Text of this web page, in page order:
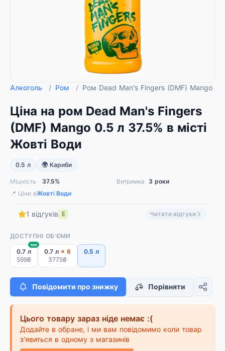
Алкоголь / Ром / Ром Dead Man's Fingers (DMF) Mango
Ціна на ром Dead Man's Fingers
(DMF) Mango 0.5 л 37.5% в місті
Жовті Води
0.5 л 🌍 Кариби
Міцність 37.5% Витримка
3 роки
📍 Ціни вЖовті Води
1 відгуків Е Читати відгуки
ДОСТУПНІ ОБ'ЄМИ
0.7 л
599₴
топ
0.7 л × 6
3775₴
0.5 л
Повідомити про знижку Порівняти
Цього товару зараз ніде немає :(
Додайте в обране, і ми вам повідомимо коли товар
з'явиться в одному з магазинів